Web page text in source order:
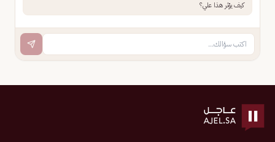
كيف يؤثر هذا علي؟